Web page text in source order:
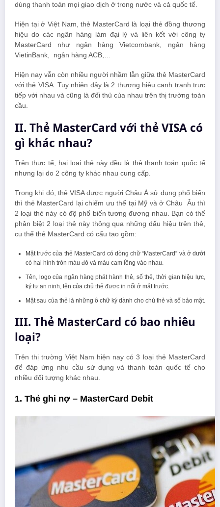
dùng thanh toán mọi giao dịch ở trong nước và cả quốc tế.
Hiện tại ở Việt Nam, thẻ MasterCard là loại thẻ đồng thương
hiệu do các ngân hàng làm đại lý và liên kết với công ty
MasterCard như ngân hàng Vietcombank, ngân hàng
VietinBank, ngân hàng ACB,…
Hiện nay vẫn còn nhiều người nhầm lẫn giữa thẻ MasterCard
với thẻ VISA. Tuy nhiên đây là 2 thương hiệu cạnh tranh trực
tiếp với nhau và cũng là đối thủ của nhau trên thị trường toàn
cầu.
II. Thẻ MasterCard với thẻ VISA có
gì khác nhau?
Trên thực tế, hai loại thẻ này đều là thẻ thanh toán quốc tế
nhưng lại do 2 công ty khác nhau cung cấp.
Trong khi đó, thẻ VISA được người Châu Á sử dụng phổ biến
thì thẻ MasterCard lại chiếm ưu thế tại Mỹ và ở Châu Âu thì
2 loại thẻ này có độ phổ biến tương đương nhau. Bạn có thể
phân biệt 2 loại thẻ này thông qua những dấu hiệu trên thẻ,
cụ thể thẻ MasterCard có cấu tạo gồm:
Mặt trước của thẻ MasterCard có dòng chữ “MasterCard” và ở dưới
có hai hình tròn màu đỏ và màu cam lồng vào nhau.
Tên, logo của ngân hàng phát hành thẻ, số thẻ, thời gian hiệu lực,
ký tự an ninh, tên của chủ thẻ được in nổi ở mặt trước.
Mặt sau của thẻ là những ô chữ ký dành cho chủ thẻ và số bảo mật.
III. Thẻ MasterCard có bao nhiêu
loại?
Trên thị trường Việt Nam hiện nay có 3 loại thẻ MasterCard
để đáp ứng nhu cầu sử dụng và thanh toán quốc tế cho
nhiều đối tượng khác nhau.
1. Thẻ ghi nợ – MasterCard Debit